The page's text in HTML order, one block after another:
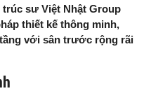
sư Việt Nhật Group
thiết kế thông minh,
với sân trước rộng rãi